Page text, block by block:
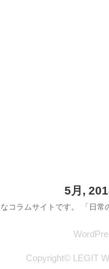
5月,
コラムサイトです。 「日
Copyright© LEGIT